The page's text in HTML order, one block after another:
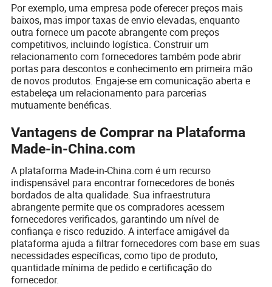
Por exemplo, uma empresa pode oferecer preços mais
baixos, mas impor taxas de envio elevadas, enquanto
outra fornece um pacote abrangente com preços
competitivos, incluindo logística. Construir um
relacionamento com fornecedores também pode abrir
portas para descontos e conhecimento em primeira mão
de novos produtos. Engaje-se em comunicação aberta e
estabeleça um relacionamento para parcerias
mutuamente benéficas.
Vantagens de Comprar na Plataforma
Made-in-China.com
A plataforma Made-in-China.com é um recurso
indispensável para encontrar fornecedores de bonés
bordados de alta qualidade. Sua infraestrutura
abrangente permite que os compradores acessem
fornecedores verificados, garantindo um nível de
confiança e risco reduzido. A interface amigável da
plataforma ajuda a filtrar fornecedores com base em suas
necessidades específicas, como tipo de produto,
quantidade mínima de pedido e certificação do
fornecedor.